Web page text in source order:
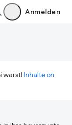
Anmelden
warst! Inhalte on